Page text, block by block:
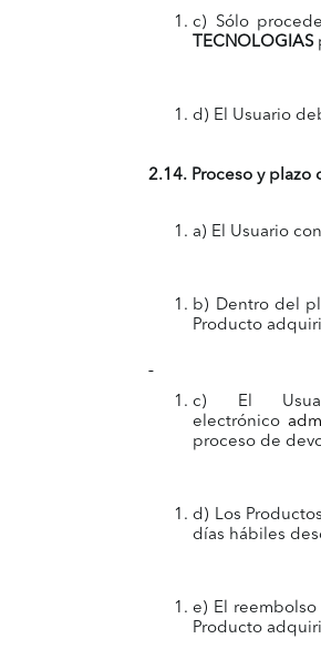
c) Sólo
TECNOLOGIAS
d) El Usuario
2.14. Proceso y
a) El Usuario
b) Dentro del
Producto
c) El
electrónico
proceso de
d) Los
días hábiles
e) El
Producto